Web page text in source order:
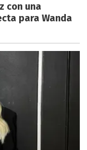
con una
para Wanda